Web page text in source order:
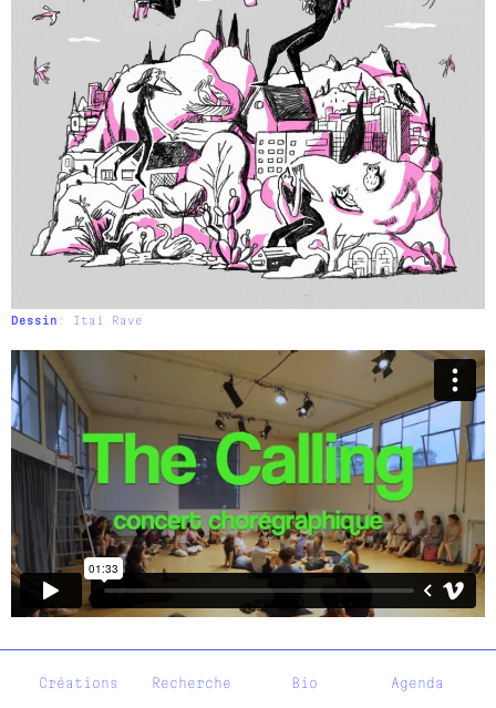
Dessin : Itai Rave
Créations Recherche Bio
Agenda